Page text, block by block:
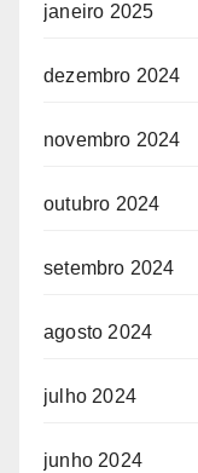
janeiro 2025
dezembro 2024
novembro 2024
outubro 2024
setembro 2024
agosto 2024
julho 2024
junho 2024